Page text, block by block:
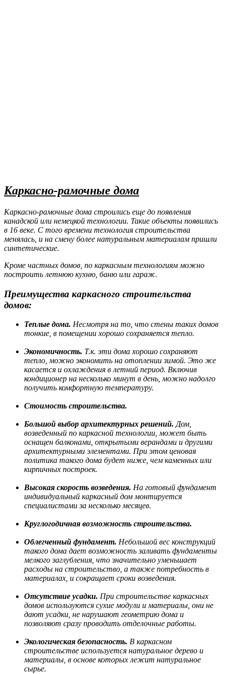
Каркасно-рамочные дома
Каркасно-рамочные дома строились еще до появления
канадской или немецкой технологии. Такие объекты появились
в 16 веке. С того времени технология строительства
менялась, и на смену более натуральным материалам пришли
синтетические.
Кроме частных домов, по каркасным технологиям можно
построить летнюю кухню, баню или гараж.
Преимущества каркасного строительства
домов:
Теплые дома. Несмотря на то, что стены таких домов
тонкие, в помещении хорошо сохраняется тепло.
Экономичность. Т.к. эти дома хорошо сохраняют
тепло, можно экономить на отоплении зимой. Это же
касается и охлаждения в летний период. Включив
кондиционер на несколько минут в день, можно надолго
получить комфортную температуру.
Стоимость строительства.
Большой выбор архитектурных решений.Дом,
возведенный по каркасной технологии, может быть
оснащен балконами, открытыми верандами и другими
архитектурными элементами. При этом ценовая
политика такого дома будет ниже, чем каменных или
кирпичных построек.
Высокая скорость возведения. На готовый фундамент
индивидуальный каркасный дом монтируется
специалистами за несколько месяцев.
Круглогодичная возможность строительства.
Облегченный фундамент. Небольшой вес конструкций
такого дома дает возможность заливать фундаменты
мелкого заглубления, что значительно уменьшает
расходы на строительство, а также потребность в
материалах, и сокращает сроки возведения.
Отсутствие усадки. При строительстве каркасных
домов используются сухие модули и материалы, они не
дают усадки, не нарушают геометрию дома и
позволяют сразу проводить отделочные работы.
Экологическая безопасность. В каркасном
строительстве используется натуральное дерево и
материалы, в основе которых лежит натуральное
сырье.